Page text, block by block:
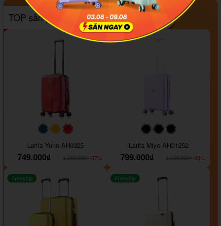
TOP sản phẩm bán chạy tháng 08/2026
#093f69#ffa500
Larita Yuno AH0325
749.000₫
-37%
#000000#000000
Larita Miyo AH01252
799.000₫
-33%
Freeship Freeship